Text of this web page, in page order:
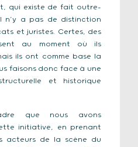
qui existe de fait outre-
n’y a pas de distinction
et juristes. Certes, des
au moment où ils
ils ont comme base la
faisons donc face à une
et historique
que nous avons
initiative, en prenant
acteurs de la scène du